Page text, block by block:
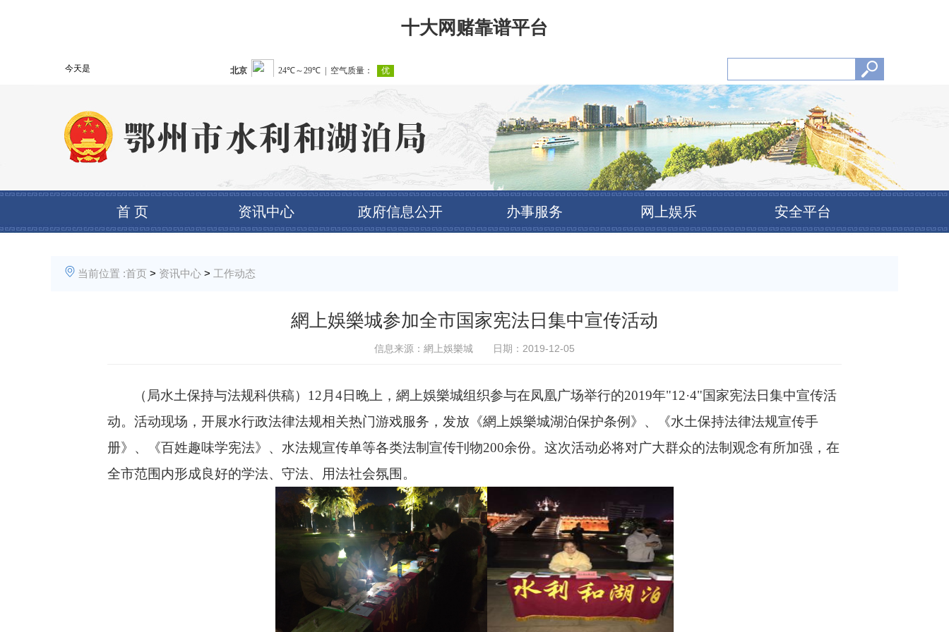
十大网赌靠谱平台
今天是
首 页 资讯中心 政府信息公开 办事服务 网上娱乐 安全平台
当前位置 :首页 > 资讯中心 > 工作动态
網上娛樂城参加全市国家宪法日集中宣传活动
信息来源：網上娛樂城 日期：2019-12-05
（局水土保持与法规科供稿） 12月4日晚上，網上娛樂城组织参与在凤凰广场举行的2019年"12·4"国家宪法日集中宣传活
动。活动现场，开展水行政法律法规相关热门游戏服务，发放《網上娛樂城湖泊保护条例》、《水土保持法律法规宣传手
册》、《百姓趣味学宪法》、水法规宣传单等各类法制宣传刊物200余份。这次活动必将对广大群众的法制观念有所加强，在
全市范围内形成良好的学法、守法、用法社会氛围。